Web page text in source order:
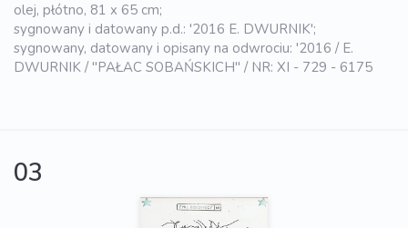
olej, płótno, 81 x 65 cm;
sygnowany i datowany p.d.: '2016 E. DWURNIK';
sygnowany, datowany i opisany na odwrociu: '2016 / E.
DWURNIK / "PAŁAC SOBAŃSKICH" / NR: XI - 729 - 6175
03